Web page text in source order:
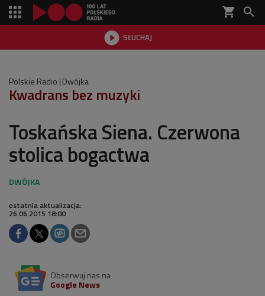
shopping_cart 
 SŁUCHAJ

Polskie Radio Dwójka
Kwadrans bez muzyki
Toskańska Siena. Czerwona
stolica bogactwa
ostatnia aktualizacja:
26.06.2015 18:00
Obserwuj nas na
Google News